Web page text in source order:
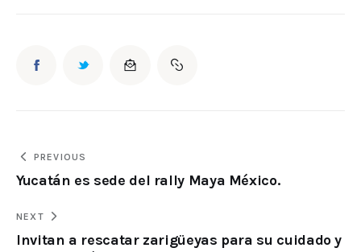
PREVIOUS
Yucatán es sede del rally Maya México.
NEXT
Invitan a rescatar zarigüeyas para su cuidado y